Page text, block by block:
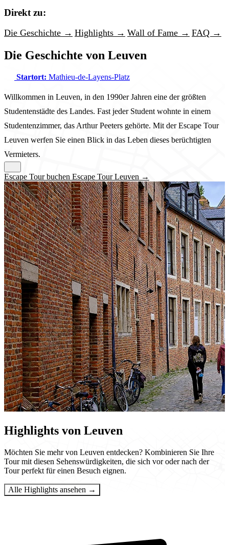
Direkt zu:
Die Geschichte → Highlights → Wall of Fame → FAQ →
Die Geschichte von Leuven
Startort: Mathieu-de-Layens-Platz
Willkommen in Leuven, in den 1990er Jahren eine der größten
Studentenstädte des Landes. Fast jeder Student wohnte in einem
Studentenzimmer, das Arthur Peeters gehörte. Mit der Escape Tour
Leuven werfen Sie einen Blick in das Leben dieses berüchtigten
Vermieters.
Escape Tour buchen Escape Tour Leuven →
Highlights von Leuven
Möchten Sie mehr von Leuven entdecken? Kombinieren Sie Ihre
Tour mit diesen Sehenswürdigkeiten, die sich vor oder nach der
Tour perfekt für einen Besuch eignen.
Alle Highlights ansehen →